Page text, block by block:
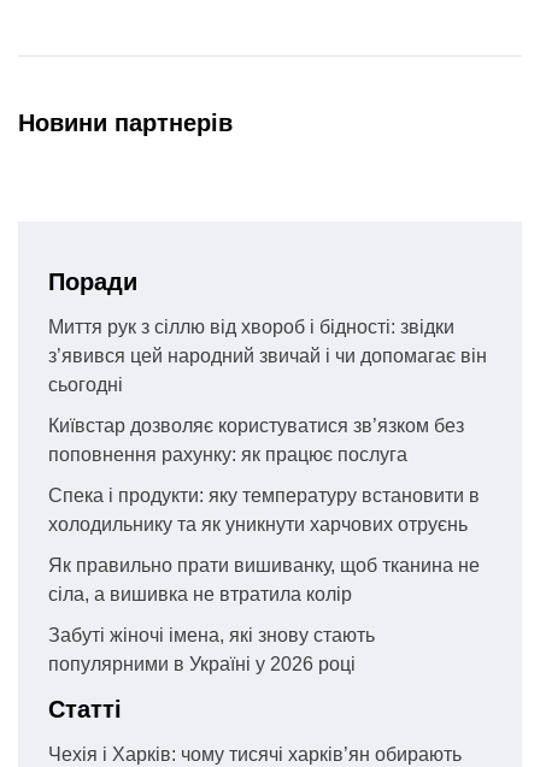
Новини партнерів
Поради
Миття рук з сіллю від хвороб і бідності: звідки
з’явився цей народний звичай і чи допомагає він
сьогодні
Київстар дозволяє користуватися зв’язком без
поповнення рахунку: як працює послуга
Спека і продукти: яку температуру встановити в
холодильнику та як уникнути харчових отруєнь
Як правильно прати вишиванку, щоб тканина не
сіла, а вишивка не втратила колір
Забуті жіночі імена, які знову стають
популярними в Україні у 2026 році
Статті
Чехія і Харків: чому тисячі харків’ян обирають